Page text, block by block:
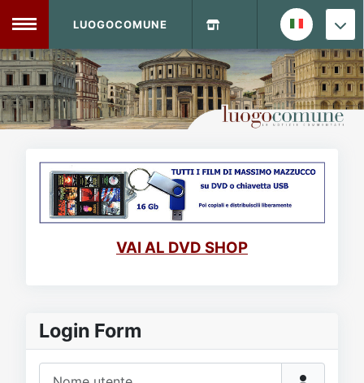
MENU
Home
DVD Shop
Sito
Forum
LUOGOCOMUNE
VAI AL DVD SHOP
Login Form